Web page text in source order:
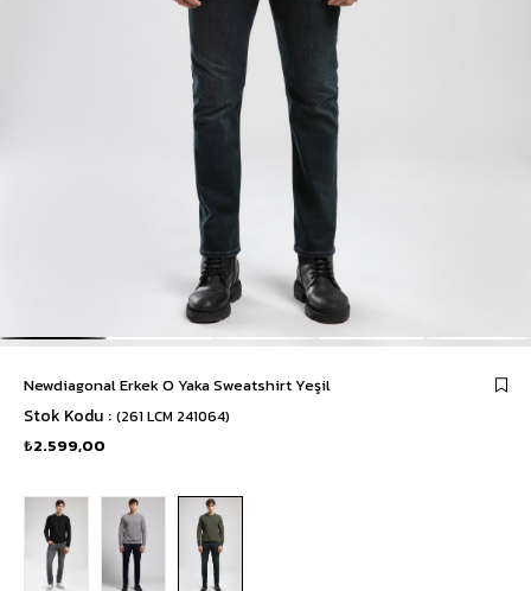
Newdiagonal Erkek O Yaka Sweatshirt Yeşil
Stok Kodu (261 LCM 241064)
₺2.599,00